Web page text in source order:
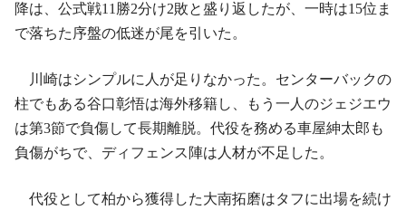
降は、公式戦11勝2分け2敗と盛り返したが、一時は15位ま
で落ちた序盤の低迷が尾を引いた。
川崎はシンプルに人が足りなかった。センターバックの
柱でもある谷口彰悟は海外移籍し、もう一人のジェジエウ
は第3節で負傷して長期離脱。代役を務める車屋紳太郎も
負傷がちで、ディフェンス陣は人材が不足した。
代役として柏から獲得した大南拓磨はタフに出場を続け